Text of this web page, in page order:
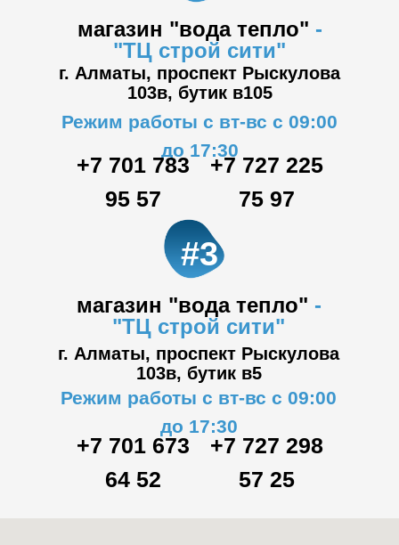
магазин "вода тепло" -
"ТЦ строй сити"
г. Алматы, проспект Рыскулова
103в, бутик в105
Режим работы с вт-вс с 09:00
до 17:30
магазин "вода тепло" -
"ТЦ строй сити"
#3
г. Алматы, проспект Рыскулова
103в, бутик в5
Режим работы с вт-вс с 09:00
до 17:30
+7 701 783
95 57
+7 727 225
75 97
+7 701 673
64 52
+7 727 298
57 25